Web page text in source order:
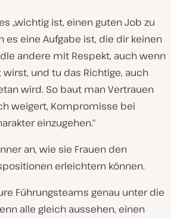
„wichtig ist, einen guten Job zu
es eine Aufgabe ist, die dir keinen
andere mit Respekt, auch wenn
und tu das Richtige, auch
wird. So baut man Vertrauen
weigert, Kompromisse bei
einzugehen.“
an, wie sie Frauen den
erleichtern können.
Führungsteams genau unter die
alle gleich aussehen, einen